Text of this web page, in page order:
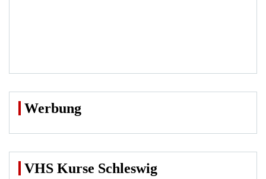
Werbung
VHS Kurse Schleswig